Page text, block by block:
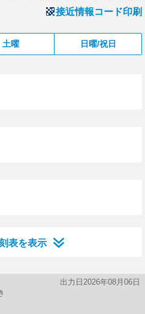
接近情報コード印刷
土曜 日曜/祝日
表を表示
出力日2026年08月06日